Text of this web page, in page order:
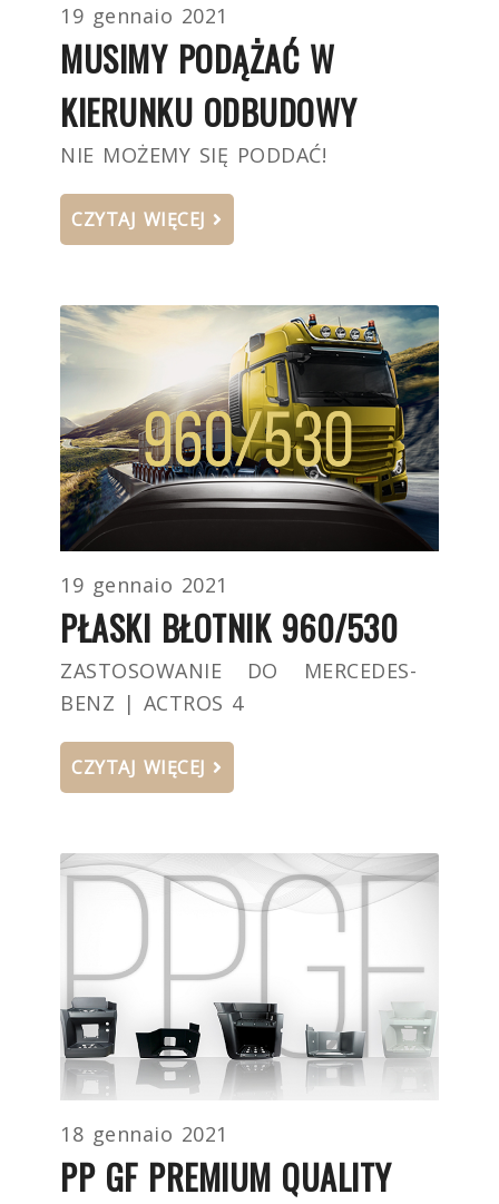
19 gennaio 2021
MUSIMY PODĄŻAĆ W
KIERUNKU ODBUDOWY
NIE MOŻEMY SIĘ PODDAĆ!
CZYTAJ WIĘCEJ
19 gennaio 2021
PŁASKI BŁOTNIK 960/530
ZASTOSOWANIE DO MERCEDES-
BENZ | ACTROS 4
CZYTAJ WIĘCEJ
18 gennaio 2021
PP GF PREMIUM QUALITY